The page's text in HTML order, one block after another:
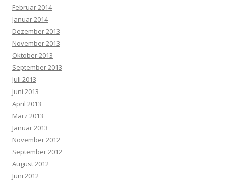
Februar 2014
Januar 2014
Dezember 2013
November 2013
Oktober 2013
September 2013
Juli 2013
Juni 2013
April 2013
März 2013
Januar 2013
November 2012
September 2012
August 2012
Juni 2012